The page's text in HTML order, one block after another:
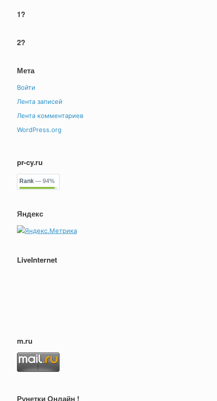
1?
2?
Мета
Войти
Лента записей
Лента комментариев
WordPress.org
pr-cy.ru
Rank — 94%
Яндекс
LiveInternet
m.ru
Рунетки Онлайн !